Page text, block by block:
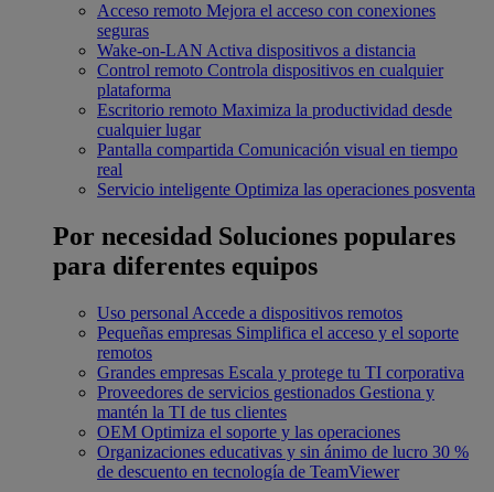
Acceso remoto Mejora el acceso con conexiones
seguras
Wake-on-LAN Activa dispositivos a distancia
Control remoto Controla dispositivos en cualquier
plataforma
Escritorio remoto Maximiza la productividad desde
cualquier lugar
Pantalla compartida Comunicación visual en tiempo
real
Servicio inteligente Optimiza las operaciones posventa
Por necesidad Soluciones populares
para diferentes equipos
Uso personal Accede a dispositivos remotos
Pequeñas empresas Simplifica el acceso y el soporte
remotos
Grandes empresas Escala y protege tu TI corporativa
Proveedores de servicios gestionados Gestiona y
mantén la TI de tus clientes
OEM Optimiza el soporte y las operaciones
Organizaciones educativas y sin ánimo de lucro 30 %
de descuento en tecnología de TeamViewer